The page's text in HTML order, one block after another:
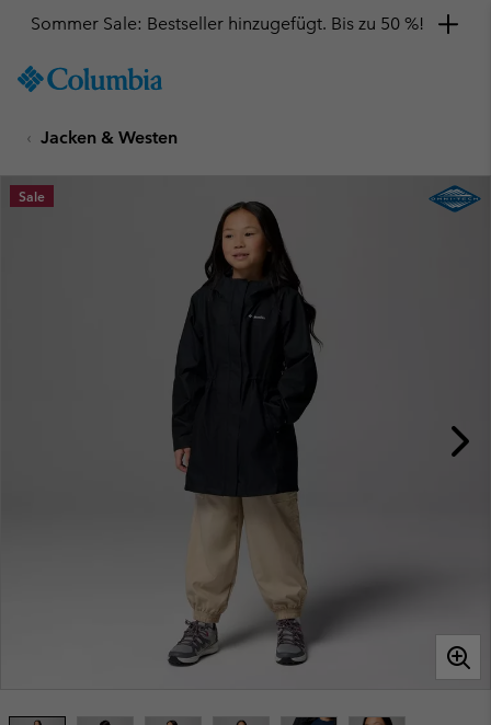
TO
SKIP
MAIN
NAV
Sommer Sale: Bestseller hinzugefügt. Bis zu 50 %!
Jacken & Westen
Sale